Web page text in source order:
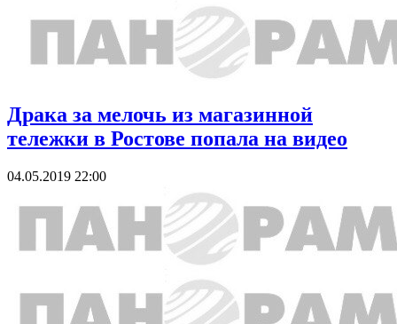
Драка за мелочь из магазинной
тележки в Ростове попала на видео
04.05.2019 22:00